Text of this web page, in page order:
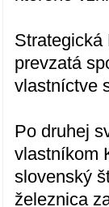
Strategická
prevzatá
vlastníctve
Po druhej
vlastníkom
slovenský
železnica